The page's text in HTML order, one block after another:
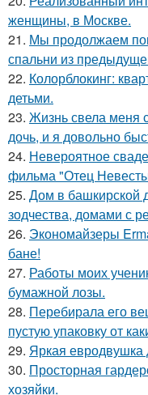
женщины, в Москве.
21. Мы продолжаем
спальни из
22. Колорблокинг:
детьми.
23. Жизнь свела меня
дочь, и я довольно
24. Невероятное
фильма "Отец
25. Дом в башкирской
зодчества, домами с
26. Экономайзеры
бане!
27. Работы моих
бумажной лозы.
28. Перебирала его
пустую упаковку от
29. Яркая
30. Просторная
хозяйки.